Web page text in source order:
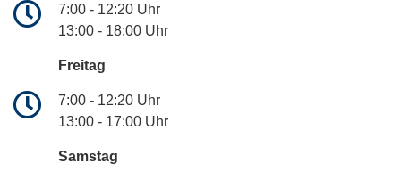
7:00 - 12:20 Uhr
13:00 - 18:00 Uhr
Freitag
7:00 - 12:20 Uhr
13:00 - 17:00 Uhr
Samstag